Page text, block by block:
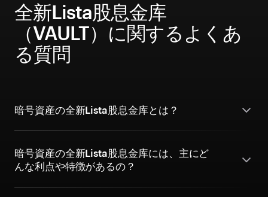
全新Lista股息金库
（VAULT）に関するよくあ
る質問
暗号資産の全新Lista股息金库とは？
暗号資産の全新Lista股息金库には、主にど
んな利点や特徴があるの？